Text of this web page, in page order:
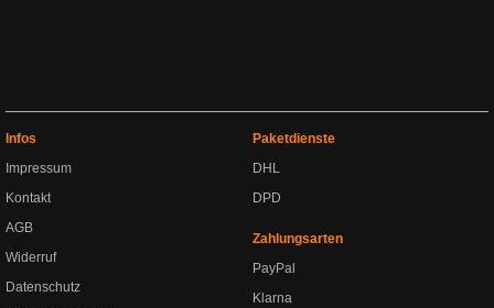
Infos
Impressum
Kontakt
AGB
Widerruf
Datenschutz
Paketdienste
DHL
DPD
Zahlungsarten
PayPal
Klarna